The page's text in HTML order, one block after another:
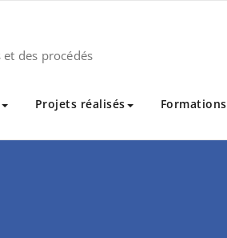
des procédés
Projets réalisés Formations